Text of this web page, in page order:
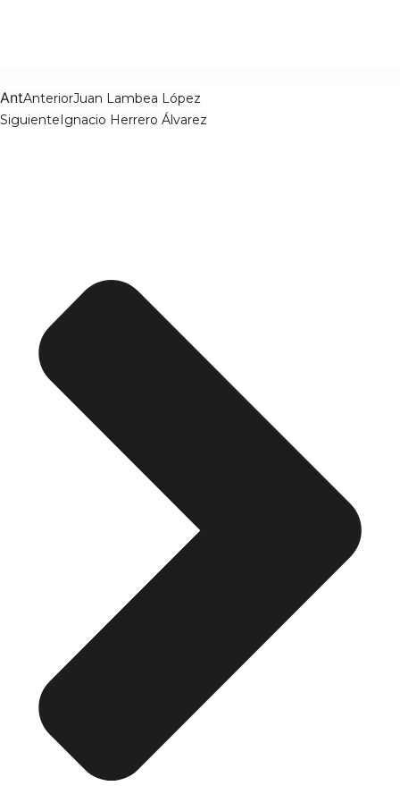
AntAnteriorJuan Lambea López
SiguienteIgnacio Herrero Álvarez